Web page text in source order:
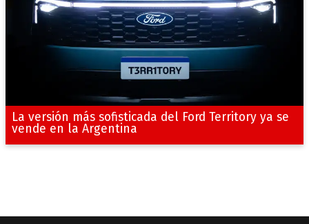
La versión más sofisticada del Ford Territory ya se
vende en la Argentina